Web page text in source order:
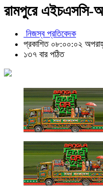
রামপুরে এইচএসসি-
নিজস্ব প্রতিবেদক
প্রকাশিত ০৮:০০:০২
১৩৭ বার পঠিত